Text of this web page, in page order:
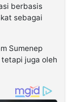
berbasis
sebagai
Sumenep
juga oleh